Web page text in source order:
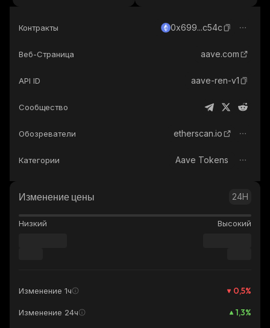
Контракты 0x699...c54c
Веб-Страница aave.com
API ID aave-ren-v1
Сообщество
Обозреватели etherscan.io
Категории Aave Tokens
Изменение цены 24H
Низкий Высокий
Изменение 1ч 0,5%
Изменение 24ч 1,3%